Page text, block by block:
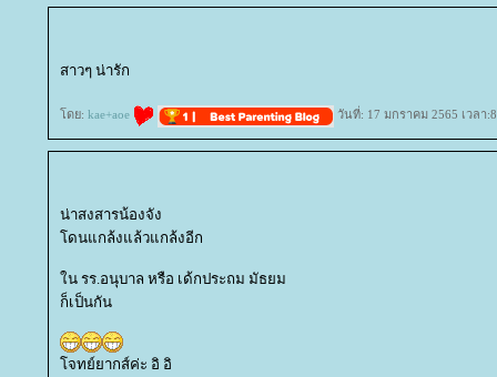
สาวๆ น่ารัก
ดย: kae+aoe วันที่: 17 มกราคม 2565 เวลา
น่าสงสารน้องจัง
ดนแกล้งแล้วแกล้งอีก
น รร.อนุบาล หรือ เด้กประถม มัธยม
ก็เป็นกัน
จทย์ยากส์ค่ะ อิ อิ